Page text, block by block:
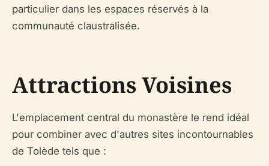
particulier dans les espaces réservés à la
communauté claustralisée.
Attractions Voisines
L'emplacement central du monastère le rend idéal
pour combiner avec d'autres sites incontournables
de Tolède tels que :